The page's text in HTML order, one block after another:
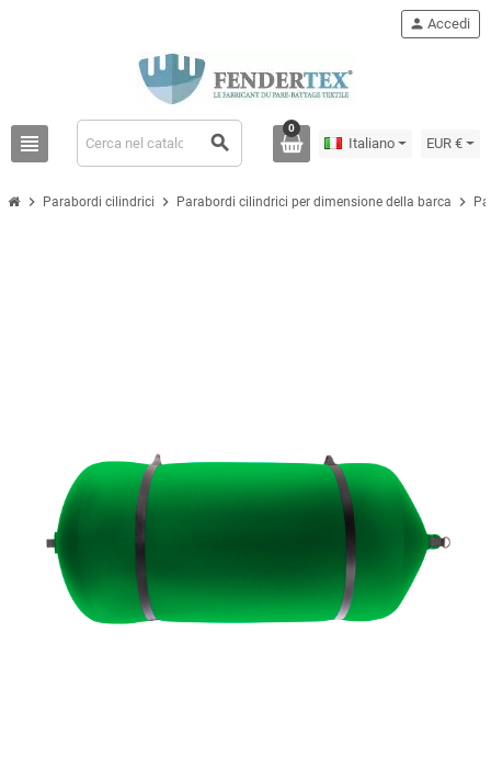
view_headline search
person Accedi
0
Italiano EUR €
chevron_right Parabordi cilindrici chevron_right Parabordi cilindrici per dimensione della barca chevron_right